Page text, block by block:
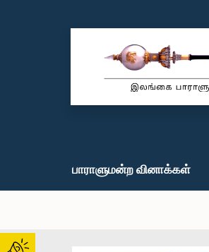
பாராளுமன்ற வினாக்கள்